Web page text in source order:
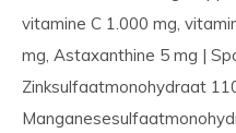
vitamine C 1.000 mg,
mg, Astaxanthine 5 mg |
Zinksulfaatmonohydraat